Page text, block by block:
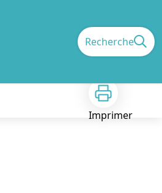
Recherche
Imprimer